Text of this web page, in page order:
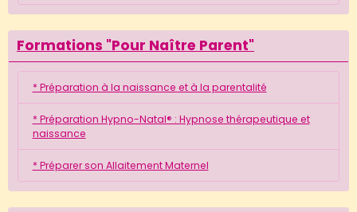
Formations "Pour Naître Parent"
* Préparation à la naissance et à la parentalité
* Préparation Hypno-Natal® : Hypnose thérapeutique et
naissance
* Préparer son Allaitement Maternel